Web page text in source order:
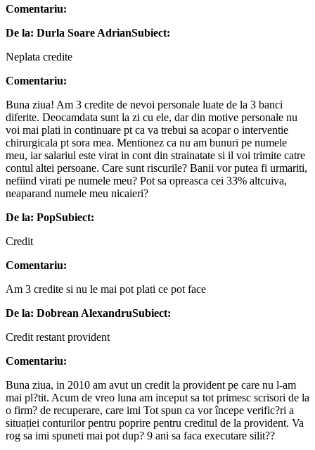
Comentariu:
De la: Durla Soare AdrianSubiect:
Neplata credite
Comentariu:
Buna ziua! Am 3 credite de nevoi personale luate de la 3 banci
diferite. Deocamdata sunt la zi cu ele, dar din motive personale nu
voi mai plati in continuare pt ca va trebui sa acopar o interventie
chirurgicala pt sora mea. Mentionez ca nu am bunuri pe numele
meu, iar salariul este virat in cont din strainatate si il voi trimite catre
contul altei persoane. Care sunt riscurile? Banii vor putea fi urmariti,
nefiind virati pe numele meu? Pot sa opreasca cei 33% altcuiva,
neaparand numele meu nicaieri?
De la: PopSubiect:
Credit
Comentariu:
Am 3 credite si nu le mai pot plati ce pot face
De la: Dobrean AlexandruSubiect:
Credit restant provident
Comentariu:
Buna ziua, in 2010 am avut un credit la provident pe care nu l-am
mai pl?tit. Acum de vreo luna am inceput sa tot primesc scrisori de la
o firm? de recuperare, care imi Tot spun ca vor începe verific?ri a
situației conturilor pentru poprire pentru creditul de la provident. Va
rog sa imi spuneti mai pot dup? 9 ani sa faca executare silit??